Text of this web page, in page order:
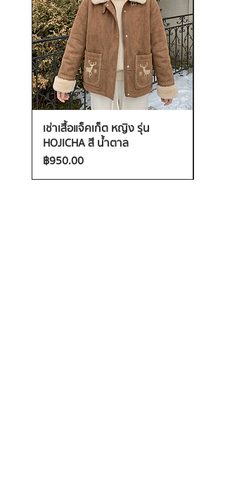
เช่าเสื้อแจ็คเก็ต หญิง รุ่น
HOJICHA สี น้ำตาล
ราคา
฿950.00